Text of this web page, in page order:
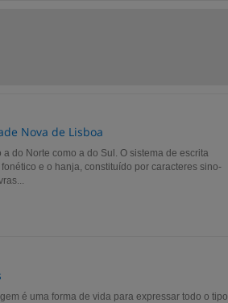
Nova de Lisboa
do Norte como a do Sul. O sistema de escrita
e o hanja, constituído por caracteres sino-
é uma forma de vida para expressar todo o tipo